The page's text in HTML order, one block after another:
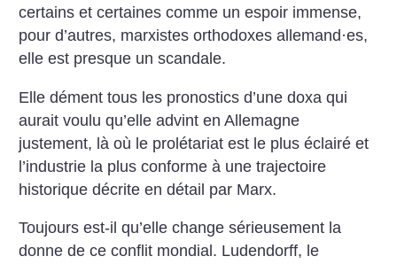
certains et certaines comme un espoir immense,
pour d’autres, marxistes orthodoxes allemand ·es,
elle est presque un scandale.
Elle dément tous les pronostics d’une doxa qui
aurait voulu qu’elle advint en Allemagne
justement, là où le prolétariat est le plus éclairé et
l’industrie la plus conforme à une trajectoire
historique décrite en détail par Marx.
Toujours est-il qu’elle change sérieusement la
donne de ce conflit mondial. Ludendorff, le